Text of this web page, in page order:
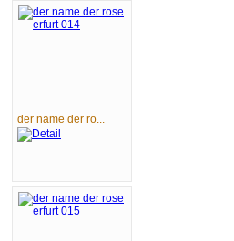
der name der ro...